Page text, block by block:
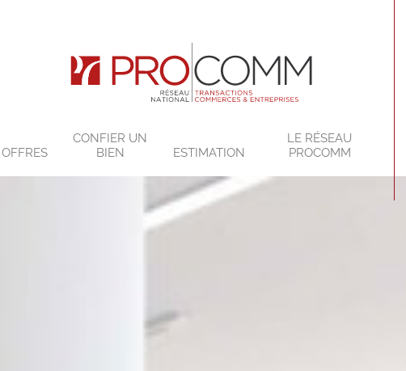
OFFRES
CONFIER UN
BIEN
ESTIMATION
LE RÉSEAU
PROCOMM